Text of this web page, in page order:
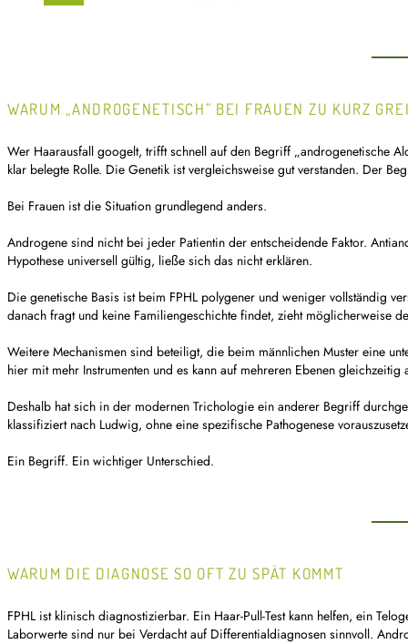
WARUM „ANDROGENETISCH” BEI FRAUEN ZU KURZ
Wer Haarausfall googelt, trifft schnell auf den Begriff „androgenetische
klar belegte Rolle. Die Genetik ist vergleichsweise gut verstanden. Der
Bei Frauen ist die Situation grundlegend anders.
Androgene sind nicht bei jeder Patientin der entscheidende Faktor.
Hypothese universell gültig, ließe sich das nicht erklären.
Die genetische Basis ist beim FPHL polygener und weniger vollständig
danach fragt und keine Familiengeschichte findet, zieht möglicherweise
Weitere Mechanismen sind beteiligt, die beim männlichen Muster eine
hier mit mehr Instrumenten und es kann auf mehreren Ebenen gleichzeitig
Deshalb hat sich in der modernen Trichologie ein anderer Begriff
klassifiziert nach Ludwig, ohne eine spezifische Pathogenese
Ein Begriff. Ein wichtiger Unterschied.
WARUM DIE DIAGNOSE SO OFT ZU SPÄT KOMMT
FPHL ist klinisch diagnostizierbar. Ein Haar-Pull-Test kann helfen, ein
Laborwerte sind nur bei Verdacht auf Differentialdiagnosen sinnvoll.